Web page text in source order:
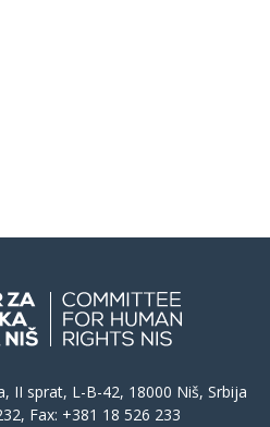
II sprat, L-B-42, 18000 Niš, Srbija
Fax: +381 18 526 233